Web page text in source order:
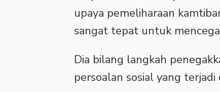
upaya pemeliharaan
sangat tepat untuk
Dia bilang langkah
persoalan sosial yang terjadi